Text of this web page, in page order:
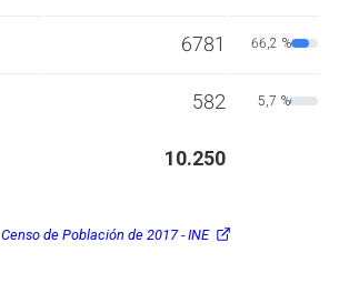
6781 66,2 %
582 5,7 %
10.250
Censo de Población de 2017 - INE